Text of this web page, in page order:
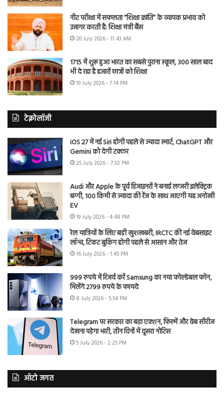
नीट परीक्षा में सफलता “शिक्षा क्रांति” के व्यापक प्रभाव को
उजागर करती है: शिक्षा मंत्री बैंस
20 July 2026 - 11:43 AM
1715 में शुरू हुआ भारत का सबसे पुराना स्कूल, 300 साल बाद
भी दे रहा है हजारों छात्रों को शिक्षा
19 July 2026 - 7:14 PM
टेक्नोलॉजी
iOS 27 में नई Siri होगी पहले से ज्यादा स्मार्ट, ChatGPT और
Gemini को देगी टक्कर
25 July 2026 - 7:52 PM
Audi और Apple के पूर्व डिजाइनरों ने बनाई लग्जरी इलेक्ट्रिक
बग्गी, 100 किमी से ज्यादा की रेंज के साथ आएगी यह अनोखी
EV
19 July 2026 - 4:48 PM
रेल यात्रियों के लिए बड़ी खुशखबरी, IRCTC की नई वेबसाइट
लॉन्च, टिकट बुकिंग होगी पहले से आसान और तेज
16 July 2026 - 1:45 PM
999 रुपये में रिजर्व करें Samsung का नया फोल्डेबल फोन,
मिलेंगे 2799 रुपये के फायदे
8 July 2026 - 5:54 PM
Telegram पर सरकार का बड़ा एक्शन, फिल्में और वेब सीरीज
देखना पड़ेगा भारी, तीन दिनों में दूसरा नोटिस
5 July 2026 - 2:25 PM
ऑटो जगत